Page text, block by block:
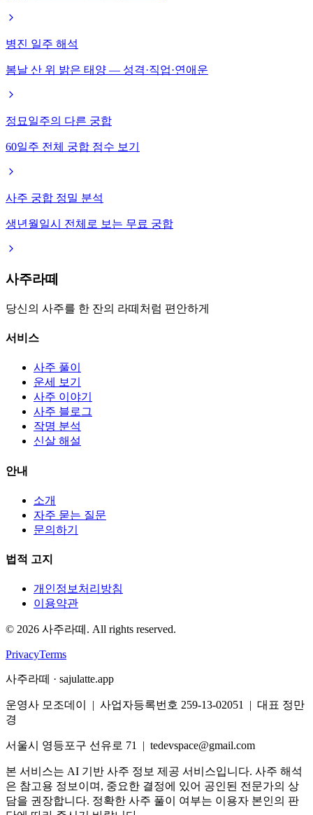
병진 일주 해석
봄날 산 위 밝은 태양 — 성격·직업·연애운
정묘일주의 다른 궁합
60일주 전체 궁합 점수 보기
사주 궁합 정밀 분석
생년월일시 전체로 보는 무료 궁합
사주라떼
당신의 사주를 한 잔의 라떼처럼 편안하게
서비스
사주 풀이
운세 보기
사주 이야기
사주 블로그
작명 분석
신살 해설
안내
소개
자주 묻는 질문
문의하기
법적 고지
개인정보처리방침
이용약관
© 2026 사주라떼. All rights reserved.
PrivacyTerms
사주라떼 · sajulatte.app
운영사 모조데이 | 사업자등록번호 259-13-02051 | 대표 정만
경
서울시 영등포구 선유로 71 | tedevspace@gmail.com
본 서비스는 AI 기반 사주 정보 제공 서비스입니다. 사주 해석
은 참고용 정보이며, 중요한 결정에 있어 공인된 전문가의 상
담을 권장합니다. 정확한 사주 풀이 여부는 이용자 본인의 판